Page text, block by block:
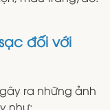
đối với
ra những ảnh
như: